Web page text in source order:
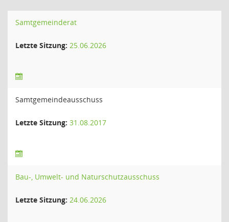
Samtgemeinderat
Letzte Sitzung: 25.06.2026
Samtgemeindeausschuss
Letzte Sitzung: 31.08.2017
Bau-, Umwelt- und Naturschutzausschuss
Letzte Sitzung: 24.06.2026